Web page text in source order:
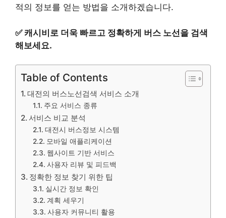
적의 정보를 얻는 방법을 소개하겠습니다.
✅캐시비로 더욱 빠르고 정확하게 버스 노선을 검색
해보세요.
Table of Contents
대전의 버스노선검색 서비스 소개
주요 서비스 종류
서비스 비교 분석
대전시 버스정보 시스템
모바일 애플리케이션
웹사이트 기반 서비스
사용자 리뷰 및 피드백
정확한 정보 찾기 위한 팁
실시간 정보 확인
계획 세우기
사용자 커뮤니티 활용